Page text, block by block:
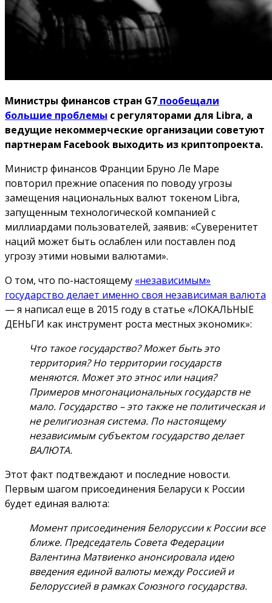
Министры финансов стран G7 пообещали
большие проблемы с регуляторами для Libra, а
ведущие некоммерческие организации советуют
партнерам Facebook выходить из криптопроекта.
Министр финансов Франции Бруно Ле Маре
повторил прежние опасения по поводу угрозы
замещения национальных валют токеном Libra,
запущенным технологической компанией с
миллиардами пользователей, заявив: «Суверенитет
наций может быть ослаблен или поставлен под
угрозу этими новыми валютами».
О том, что по-настоящему «независимым»
государство делает именно своя независимая валюта
— я написал еще в 2015 году в статье «ЛОКАЛЬНЫЕ
ДЕНЬГИ как инструмент роста местных экономик»:
Что такое государство? Может быть это
территория? Но территории государств
меняются. Может это этнос или нация?
Примеров многонациональных государств не
мало. Государство – это также не политическая и
не религиозная система. По настоящему
независимым субъектом государство делает
ВАЛЮТА.
Этот факт подтвеждают и последние новости.
Первым шагом присоединения Беларуси к России
будет единая валюта:
Момент присоединения Белоруссии к России все
ближе. Председатель Совета Федерации
Валентина Матвиенко анонсировала идею
введения единой валюты между Россией и
Белоруссией в рамках Союзного государства.